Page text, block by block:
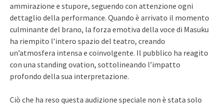
ammirazione e stupore, seguendo con attenzione ogni
dettaglio della performance. Quando è arrivato il momento
culminante del brano, la forza emotiva della voce di Masuku
ha riempito l’intero spazio del teatro, creando
un’atmosfera intensa e coinvolgente. Il pubblico ha reagito
con una standing ovation, sottolineando l’impatto
profondo della sua interpretazione.
Ciò che ha reso questa audizione speciale non è stata solo